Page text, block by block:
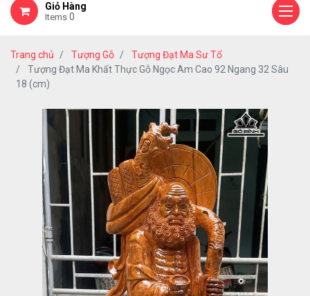
Giỏ Hàng
Items 0
Trang chủ Tượng Gỗ
Tượng Đạt Ma Sư Tổ
Tượng Đạt Ma Khất Thực Gỗ Ngọc Am Cao 92 Ngang 32 Sâu
18 (cm)